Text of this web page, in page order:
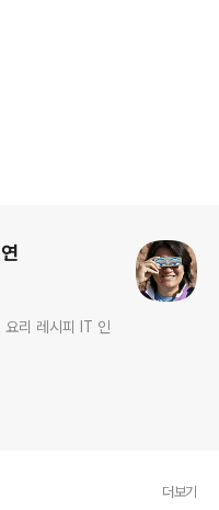
리 레시피 IT 인
더보기